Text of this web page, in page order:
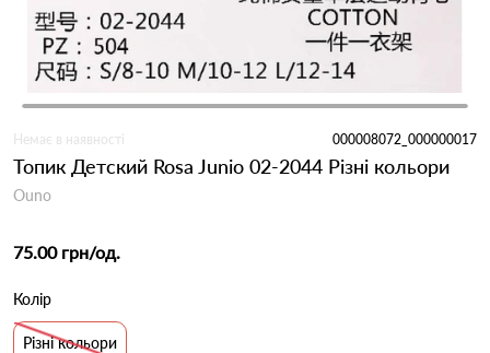
Немає в наявності 000008072_000000017
Топик Детский Rosa Junio 02-2044 Різні кольори
Ouno
75.00 грн/од.
Колір
Різні кольори